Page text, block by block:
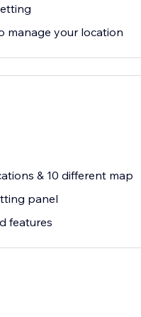
manage your location
& 10 different map
panel
features